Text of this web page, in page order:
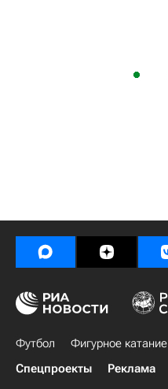
Футбол Фигурное катание
Спецпроекты
Реклама